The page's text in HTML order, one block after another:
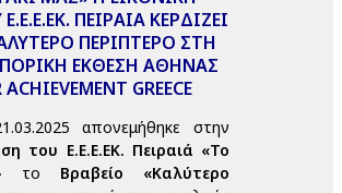
ΠΕΙΡΑΙΑ ΚΕΡΔΙΖΕΙ
ΠΕΡΙΠΤΕΡΟ ΣΤΗ
ΕΚΘΕΣΗ ΑΘΗΝΑΣ
GREECE
απονεμήθηκε στην
του Ε.Ε.Ε.ΕΚ. Πειραιά «Το
το Βραβείο «Καλύτερο